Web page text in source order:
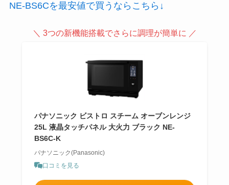
NE-BS6Cを最安値で買うならこちら↓
＼ 3つの新機能搭載でさらに調理が簡単に ／
パナソニック ビストロ スチーム オーブンレンジ
25L 液晶タッチパネル 大火力 ブラック NE-
BS6C-K
パナソニック(Panasonic)
口コミを見る